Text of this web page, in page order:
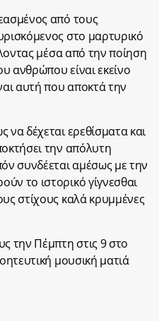
από τους
στο μαρτυρικό
μέσα από την ποίηση
ανθρώπου είναι εκείνο
αυτή που αποκτά την
δέχεται ερεθίσματα και
την απόλυτη
συνδέεται αμέσως με την
το ιστορικό γίγνεσθαι
στίχους καλά κρυμμένες
την Πέμπτη στις 9 στο
μουσική ματιά